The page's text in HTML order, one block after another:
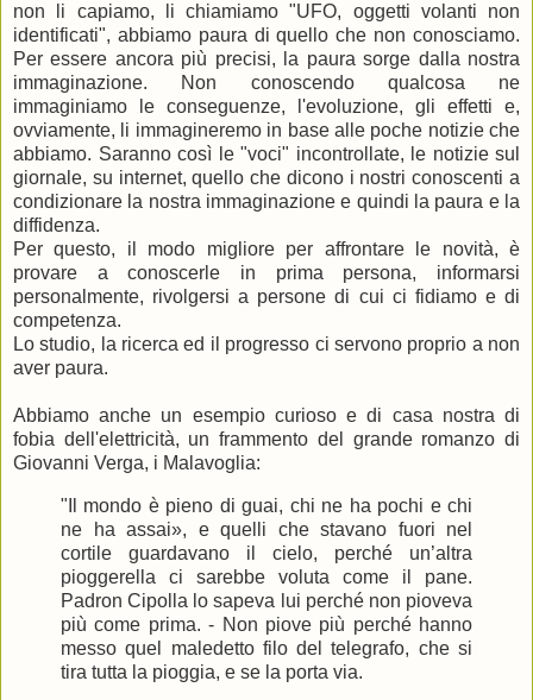
non li capiamo, li chiamiamo "UFO, oggetti volanti non
identificati", abbiamo paura di quello che non conosciamo.
Per essere ancora più precisi, la paura sorge dalla nostra
immaginazione. Non conoscendo qualcosa ne
immaginiamo le conseguenze, l'evoluzione, gli effetti e,
ovviamente, li immagineremo in base alle poche notizie che
abbiamo. Saranno così le "voci" incontrollate, le notizie sul
giornale, su internet, quello che dicono i nostri conoscenti a
condizionare la nostra immaginazione e quindi la paura e la
diffidenza.
Per questo, il modo migliore per affrontare le novità, è
provare a conoscerle in prima persona, informarsi
personalmente, rivolgersi a persone di cui ci fidiamo e di
competenza.
Lo studio, la ricerca ed il progresso ci servono proprio a non
aver paura.
Abbiamo anche un esempio curioso e di casa nostra di
fobia dell'elettricità, un frammento del grande romanzo di
Giovanni Verga, i Malavoglia:
"Il mondo è pieno di guai, chi ne ha pochi e chi
ne ha assai», e quelli che stavano fuori nel
cortile guardavano il cielo, perché un’altra
pioggerella ci sarebbe voluta come il pane.
Padron Cipolla lo sapeva lui perché non pioveva
più come prima. - Non piove più perché hanno
messo quel maledetto filo del telegrafo, che si
tira tutta la pioggia, e se la porta via.